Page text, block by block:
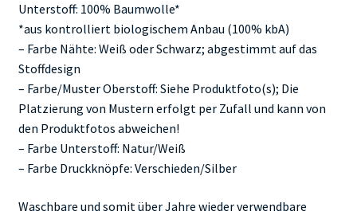
Unterstoff: 100% Baumwolle*
*aus kontrolliert biologischem Anbau (100% kbA)
– Farbe Nähte: Weiß oder Schwarz; abgestimmt auf das
Stoffdesign
– Farbe/Muster Oberstoff: Siehe Produktfoto(s); Die
Platzierung von Mustern erfolgt per Zufall und kann von
den Produktfotos abweichen!
– Farbe Unterstoff: Natur/Weiß
– Farbe Druckknöpfe: Verschieden/Silber
Waschbare und somit über Jahre wieder verwendbare